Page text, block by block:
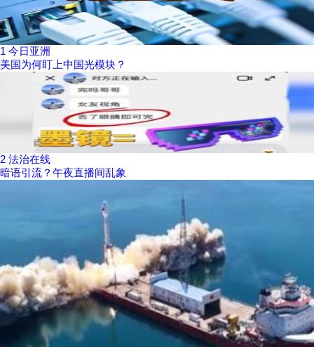
1 今日亚洲
美国为何盯上中国光模块？
2 法治在线
暗语引流？午夜直播间乱象